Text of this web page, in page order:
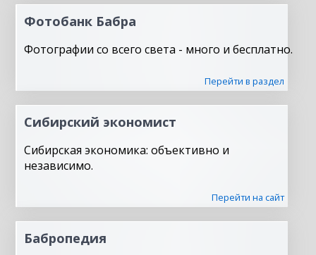
Фотобанк Бабра
Фотографии со всего света - много и бесплатно.
Перейти в раздел
Сибирский экономист
Сибирская экономика: объективно и
независимо.
Перейти на сайт
Бабропедия